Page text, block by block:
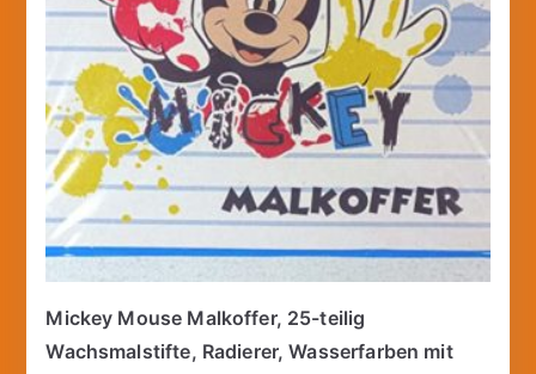
Mickey Mouse Malkoffer, 25-teilig
Wachsmalstifte, Radierer, Wasserfarben mit